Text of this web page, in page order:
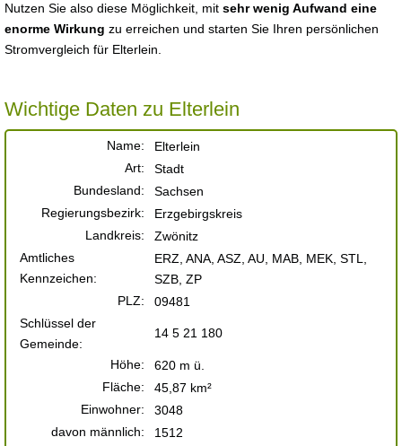
Nutzen Sie also diese Möglichkeit, mit sehr wenig Aufwand eine
enorme Wirkung zu erreichen und starten Sie Ihren persönlichen
Stromvergleich für Elterlein.
Wichtige Daten zu Elterlein
Name:
Elterlein
Art:
Stadt
Bundesland:
Sachsen
Regierungsbezirk:
Erzgebirgskreis
Landkreis:
Zwönitz
Amtliches
Kennzeichen:
ERZ, ANA, ASZ, AU, MAB, MEK, STL,
SZB, ZP
PLZ:
09481
Schlüssel der
Gemeinde:
14 5 21 180
Höhe:
620 m ü.
Fläche:
45,87 km²
Einwohner:
3048
davon männlich:
1512